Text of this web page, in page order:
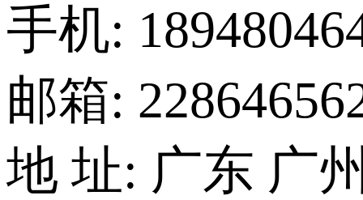
手机:
邮箱:
地 址: 广东 广